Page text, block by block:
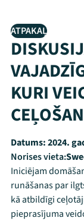
ATPAKAĻ
KURI
Datums:2024.
Norises vieta:
Iniciējam
runāšanas par
kā atbildīgi
pieprasījuma